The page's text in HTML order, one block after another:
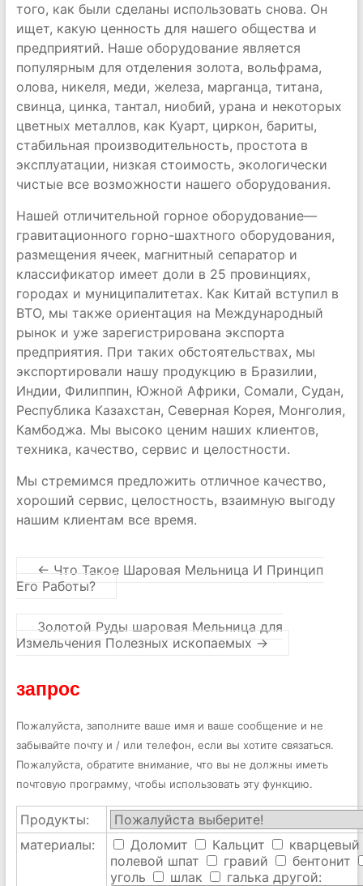
того, как были сделаны использовать снова. Он
ищет, какую ценность для нашего общества и
предприятий. Наше оборудование является
популярным для отделения золота, вольфрама,
олова, никеля, меди, железа, марганца, титана,
свинца, цинка, тантал, ниобий, урана и некоторых
цветных металлов, как Куарт, циркон, бариты,
стабильная производительность, простота в
эксплуатации, низкая стоимость, экологически
чистые все возможности нашего оборудования.
Нашей отличительной горное оборудование—
гравитационного горно-шахтного оборудования,
размещения ячеек, магнитный сепаратор и
классификатор имеет доли в 25 провинциях,
городах и муниципалитетах. Как Китай вступил в
ВТО, мы также ориентация на Международный
рынок и уже зарегистрирована экспорта
предприятия. При таких обстоятельствах, мы
экспортировали нашу продукцию в Бразилии,
Индии, Филиппин, Южной Африки, Сомали, Судан,
Республика Казахстан, Северная Корея, Монголия,
Камбоджа. Мы высоко ценим наших клиентов,
техника, качество, сервис и целостности.
Мы стремимся предложить отличное качество,
хороший сервис, целостность, взаимную выгоду
нашим клиентам все время.
← Что Такое Шаровая Мельница И Принцип
Его Работы?
Золотой Руды шаровая Мельница для
Измельчения Полезных ископаемых →
запрос
Пожалуйста, заполните ваше имя и ваше сообщение и не
забывайте почту и / или телефон, если вы хотите связаться.
Пожалуйста, обратите внимание, что вы не должны иметь
почтовую программу, чтобы использовать эту функцию.
Продукты:
материалы:
Доломит Кальцит
кварцевый
полевой шпат
гравий
бентонит
уголь
шлак галька другой: